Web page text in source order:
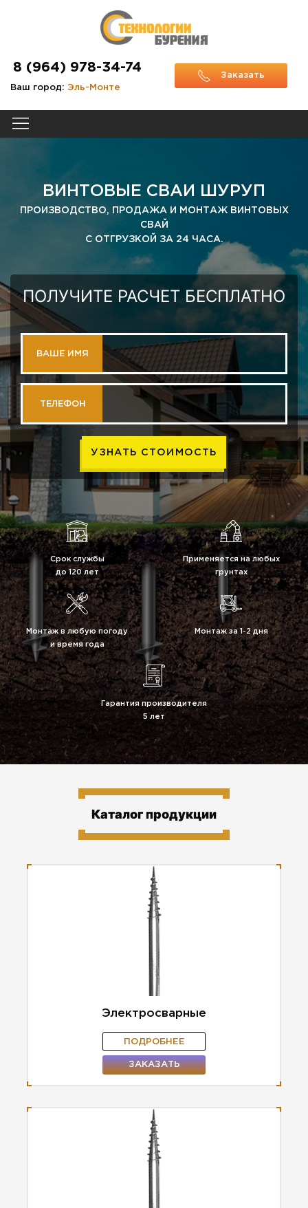
8 (964) 978-34-74
Ваш город: Эль-Монте
Заказать
ВИНТОВЫЕ СВАИ ШУРУП
ПРОИЗВОДСТВО, ПРОДАЖА И МОНТАЖ ВИНТОВЫХ
СВАЙ
С ОТГРУЗКОЙ ЗА 24 ЧАСА.
ПОЛУЧИТЕ РАСЧЕТ БЕСПЛАТНО
ВАШЕ ИМЯ
ТЕЛЕФОН
Срок службы
до 120 лет
Применяется на любых
грунтах
Монтаж в любую погоду
и время года
Монтаж за 1-2 дня
Гарантия производителя
5 лет
Каталог продукции
Электросварные
ПОДРОБНЕЕ
ЗАКАЗАТЬ